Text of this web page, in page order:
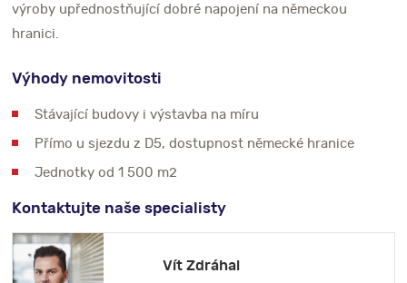
výroby upřednostňující dobré napojení na německou
hranici.
Výhody nemovitosti
Stávající budovy i výstavba na míru
Přímo u sjezdu z D5, dostupnost německé hranice
Jednotky od 1 500 m2
Kontaktujte naše specialisty
Vít Zdráhal